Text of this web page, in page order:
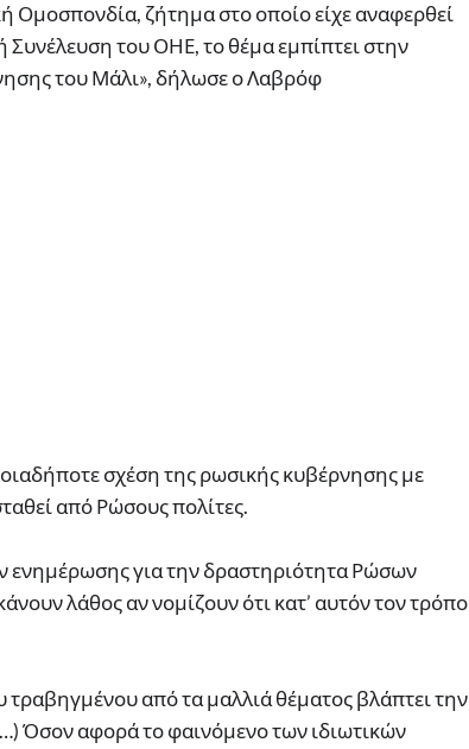
Ομοσπονδία, ζήτημα στο οποίο είχε αναφερθεί
του ΟΗΕ, το θέμα εμπίπτει στην
του Μάλι», δήλωσε ο Λαβρόφ
σχέση της ρωσικής κυβέρνησης με
από Ρώσους πολίτες.
ενημέρωσης για την δραστηριότητα Ρώσων
λάθος αν νομίζουν ότι κατ’ αυτόν τον τρόπο
τραβηγμένου από τα μαλλιά θέματος βλάπτει την
Όσον αφορά το φαινόμενο των ιδιωτικών